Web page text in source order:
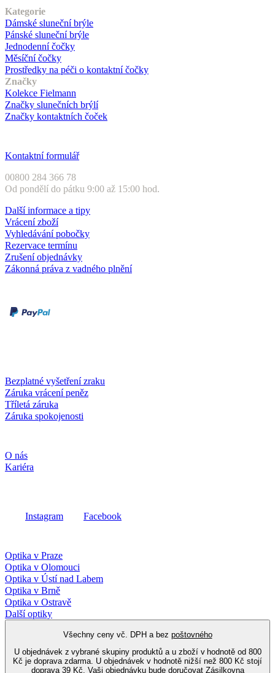
Kategorie
Dámské sluneční brýle
Pánské sluneční brýle
Jednodenní čočky
Měsíční čočky
Prostředky na péči o kontaktní čočky
Značky
Kolekce Fielmann
Značky slunečních brýlí
Značky kontaktních čoček
Kontaktní formulář
00800 284 366 78
Od pondělí do pátku 9:00 až 15:00 hod.
Další informace a tipy
Vrácení zboží
Vyhledávání pobočky
Rezervace termínu
Zrušení objednávky
Zákonná práva z vadného plnění
Bezplatné vyšetření zraku
Záruka vrácení peněz
Tříletá záruka
Záruka spokojenosti
O nás
Kariéra
Instagram Facebook
Optika v Praze
Optika v Olomouci
Optika v Ústí nad Labem
Optika v Brně
Optika v Ostravě
Další optiky
Všechny ceny vč. DPH a bez poštovného
U objednávek z vybrané skupiny produktů a u zboží v hodnotě od 800
Kč je doprava zdarma. U objednávek v hodnotě nižší než 800 Kč stojí
doprava 39 Kč. Vaši objednávku bude doručovat Zásilkovna